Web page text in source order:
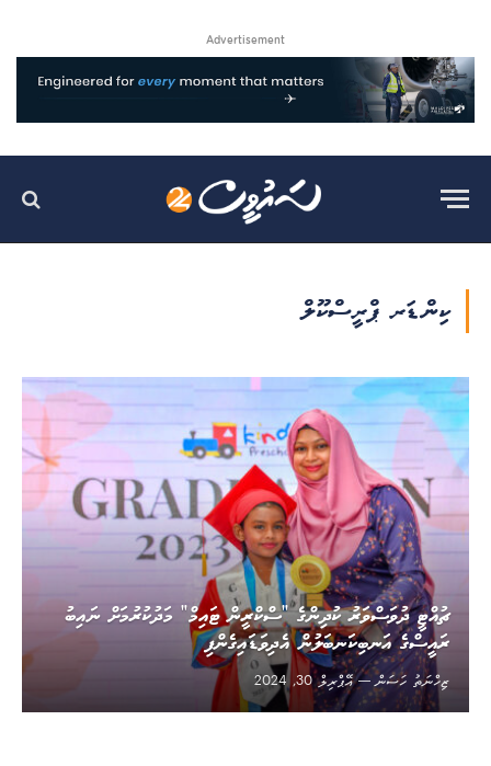
Advertisement
ކިންޑަރ ޕްރީސްކޫލް
ޗުއްޓީ ދުވަސްވަރު ކުދިންގެ ”ސްކްރީން ޓައިމް“ މަދުކުރުމަށް ނައިބު
ރައީސްގެ އަނބިކަނބަލުން އެދިވަޑައިގެންފި
ޒިހްނަތު ހަސަން
އޭޕްރިލް 30, 2024